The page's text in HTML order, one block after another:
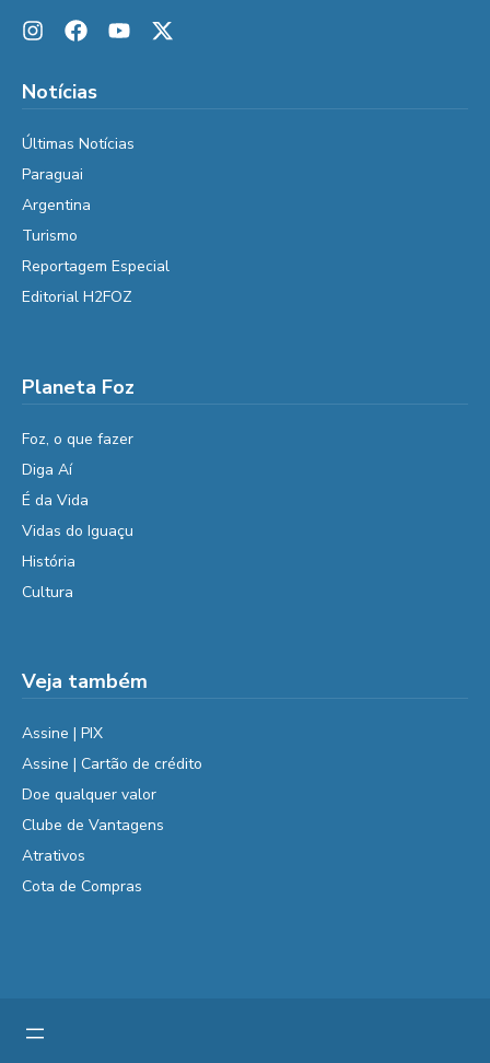
Notícias
Últimas Notícias
Paraguai
Argentina
Turismo
Reportagem Especial
Editorial H2FOZ
Planeta Foz
Foz, o que fazer
Diga Aí
É da Vida
Vidas do Iguaçu
História
Cultura
Veja também
Assine | PIX
Assine | Cartão de crédito
Doe qualquer valor
Clube de Vantagens
Atrativos
Cota de Compras